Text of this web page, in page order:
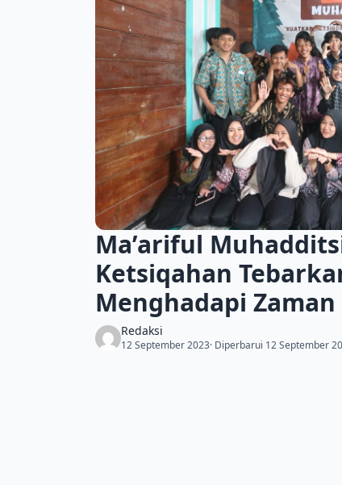
Ma’ariful
Ketsiqahan
Menghadapi
Redaksi
12 September 2023· Diperbarui 12 September